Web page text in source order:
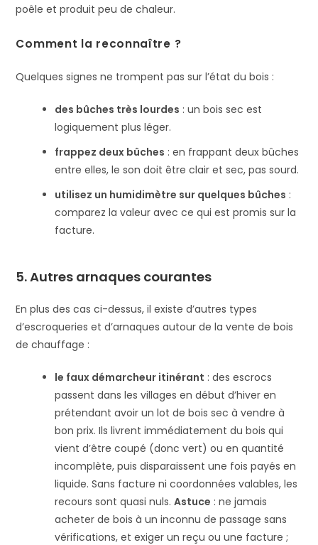
poêle et produit peu de chaleur.
Comment la reconnaître ?
Quelques signes ne trompent pas sur l’état du bois :
des bûches très lourdes : un bois sec est
logiquement plus léger.
frappez deux bûches : en frappant deux bûches
entre elles, le son doit être clair et sec, pas sourd.
utilisez un humidimètre sur quelques bûches :
comparez la valeur avec ce qui est promis sur la
facture.
5. Autres arnaques courantes
En plus des cas ci-dessus, il existe d’autres types
d’escroqueries et d’arnaques autour de la vente de bois
de chauffage :
le faux démarcheur itinérant : des escrocs
passent dans les villages en début d’hiver en
prétendant avoir un lot de bois sec à vendre à
bon prix. Ils livrent immédiatement du bois qui
vient d’être coupé (donc vert) ou en quantité
incomplète, puis disparaissent une fois payés en
liquide​. Sans facture ni coordonnées valables, les
recours sont quasi nuls.Astuce : ne jamais
acheter de bois à un inconnu de passage sans
vérifications, et exiger un reçu ou une facture ;